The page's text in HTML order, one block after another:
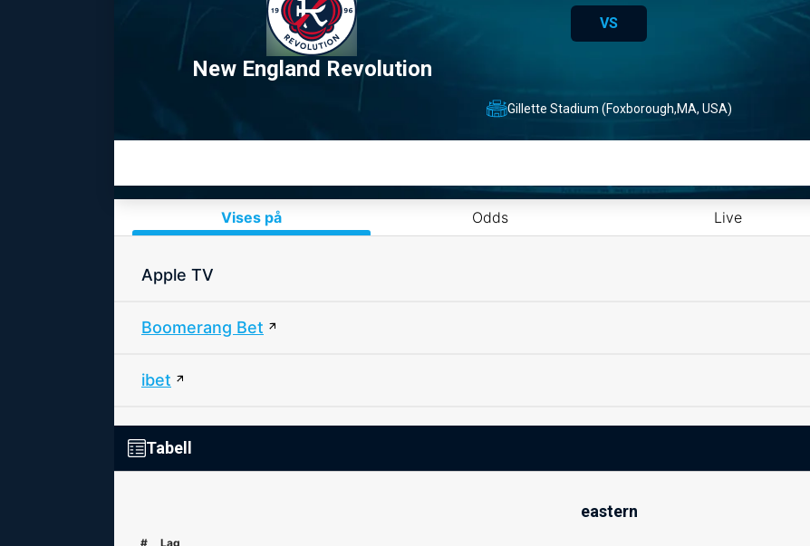
New England Revolution
VS
Gillette Stadium (Foxborough,MA, USA)
Vises på Odds Live
Apple TV
Boomerang Bet
ibet
Tabell
eastern
# Lag